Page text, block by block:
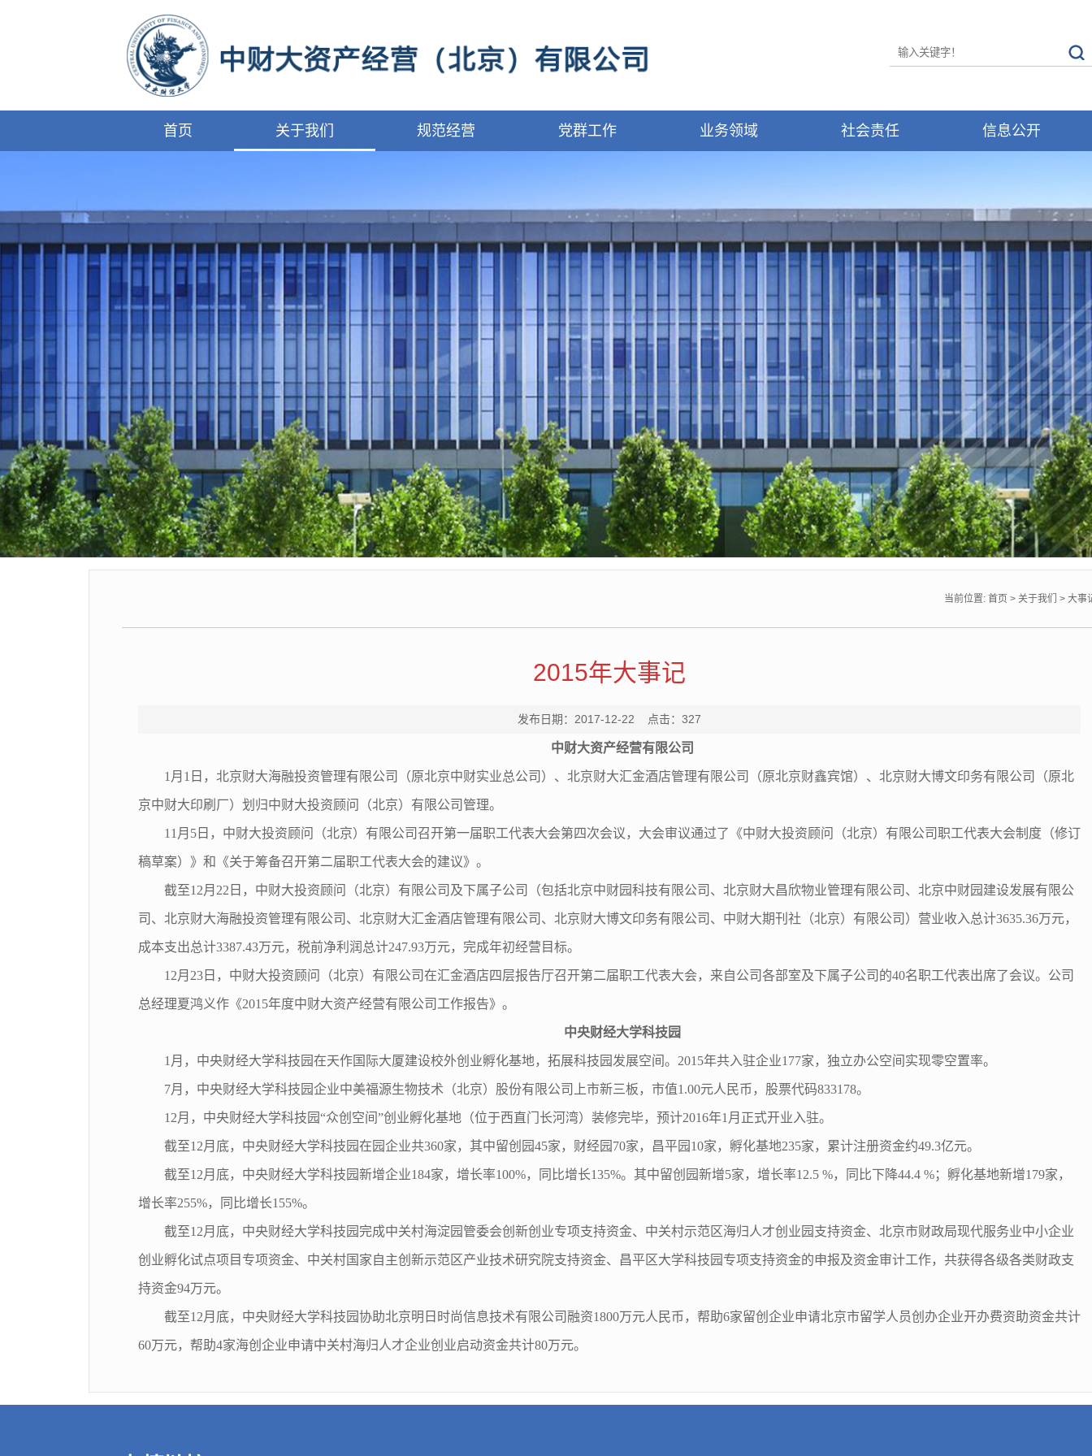
首页 关于我们 规范经营 党群工作 业务领域 社会责任 信息公开
当前位置: 首页 > 关于我们 > 大事
2015年大事记
发布日期：2017-12-22 点击： 327
中财大资产经营有限公司
1月1日，北京财大海融投资管理有限公司（原北京中财实业总公司）、北京财大汇金酒店管理有限公司（原北京财鑫宾馆）、北京财大博文印务有限公司（原北
京中财大印刷厂）划归中财大投资顾问（北京）有限公司管理。
11月5日，中财大投资顾问（北京）有限公司召开第一届职工代表大会第四次会议，大会审议通过了《中财大投资顾问（北京）有限公司职工代表大会制度（修订
稿草案）》和《关于筹备召开第二届职工代表大会的建议》。
截至12月22日，中财大投资顾问（北京）有限公司及下属子公司（包括北京中财园科技有限公司、北京财大昌欣物业管理有限公司、北京中财园建设发展有限公
司、北京财大海融投资管理有限公司、北京财大汇金酒店管理有限公司、北京财大博文印务有限公司、中财大期刊社（北京）有限公司）营业收入总计3635.36万元，
成本支出总计3387.43万元，税前净利润总计247.93万元，完成年初经营目标。
12月23日，中财大投资顾问（北京）有限公司在汇金酒店四层报告厅召开第二届职工代表大会，来自公司各部室及下属子公司的40名职工代表出席了会议。公司
总经理夏鸿义作《2015年度中财大资产经营有限公司工作报告》。
中央财经大学科技园
1月，中央财经大学科技园在天作国际大厦建设校外创业孵化基地，拓展科技园发展空间。2015年共入驻企业177家，独立办公空间实现零空置率。
7月，中央财经大学科技园企业中美福源生物技术（北京）股份有限公司上市新三板，市值1.00元人民币，股票代码833178。
12月，中央财经大学科技园“众创空间”创业孵化基地（位于西直门长河湾）装修完毕，预计2016年1月正式开业入驻。
截至12月底，中央财经大学科技园在园企业共360家，其中留创园45家，财经园70家，昌平园10家，孵化基地235家，累计注册资金约49.3亿元。
截至12月底，中央财经大学科技园新增企业184家，增长率100%，同比增长135%。其中留创园新增5家，增长率12.5 %，同比下降44.4 %；孵化基地新增179家，
增长率255%，同比增长155%。
截至12月底，中央财经大学科技园完成中关村海淀园管委会创新创业专项支持资金、中关村示范区海归人才创业园支持资金、北京市财政局现代服务业中小企业
创业孵化试点项目专项资金、中关村国家自主创新示范区产业技术研究院支持资金、昌平区大学科技园专项支持资金的申报及资金审计工作，共获得各级各类财政支
持资金94万元。
截至12月底，中央财经大学科技园协助北京明日时尚信息技术有限公司融资1800万元人民币，帮助6家留创企业申请北京市留学人员创办企业开办费资助资金共计
60万元，帮助4家海创企业申请中关村海归人才企业创业启动资金共计80万元。